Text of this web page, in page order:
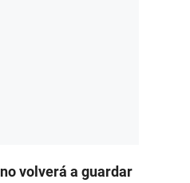
no volverá a guardar